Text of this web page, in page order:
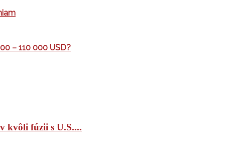
– 110 000 USD?
kvôli fúzii s U.S....